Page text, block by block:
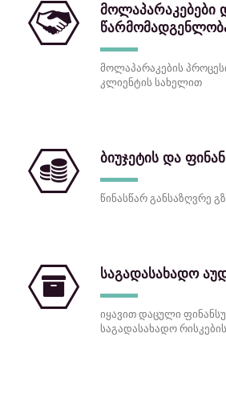
მოლაპარაკებები
მოლაპარაკების
კლიენტის სახელით
ბიუჯეტის და
წინასწარ განსაზღვრე
საგადასახადო
იყავით დაცული
საგადასახადო